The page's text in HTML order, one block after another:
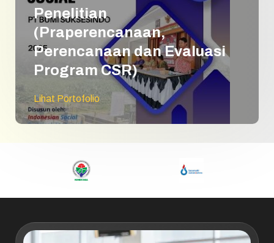
Penelitian
(Praperencanaan,
Perencanaan dan Evaluasi
Program CSR)
Lihat Portofolio